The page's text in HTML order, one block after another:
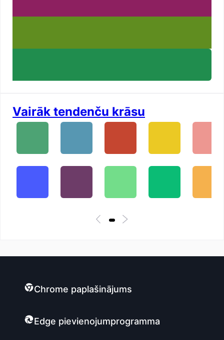
Vairāk tendenču krāsu
Chrome paplašinājums
Edge pievienojumprogramma